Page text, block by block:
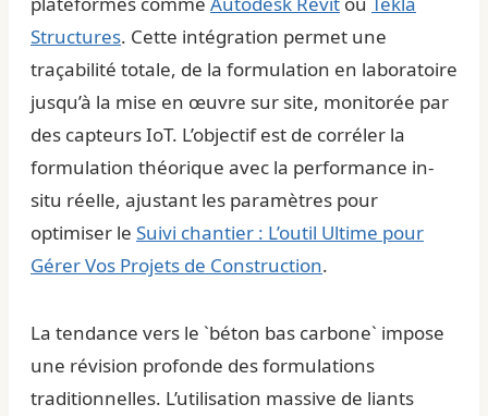
Structures. Cette intégration permet une
traçabilité totale, de la formulation en laboratoire
jusqu’à la mise en œuvre sur site, monitorée par
des capteurs IoT. L’objectif est de corréler la
formulation théorique avec la performance in-
situ réelle, ajustant les paramètres pour
optimiser le Suivi chantier : L’outil Ultime pour
Gérer Vos Projets de Construction.
La tendance vers le `béton bas carbone` impose
une révision profonde des formulations
traditionnelles. L’utilisation massive de liants